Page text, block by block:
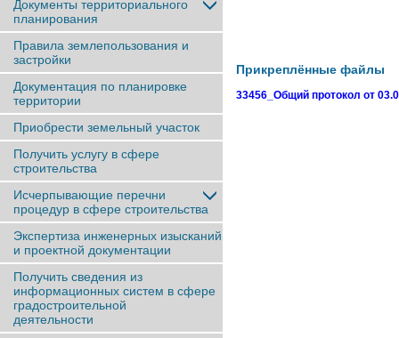
Документы территориального
планирования
Правила землепользования и
застройки
Документация по планировке
территории
Приобрести земельный участок
Получить услугу в сфере
строительства
Исчерпывающие перечни
процедур в сфере строительства
Экспертиза инженерных изысканий
и проектной документации
Получить сведения из
информационных систем в сфере
градостроительной
деятельности
Прикреплённые файлы
33456_Общий протокол от